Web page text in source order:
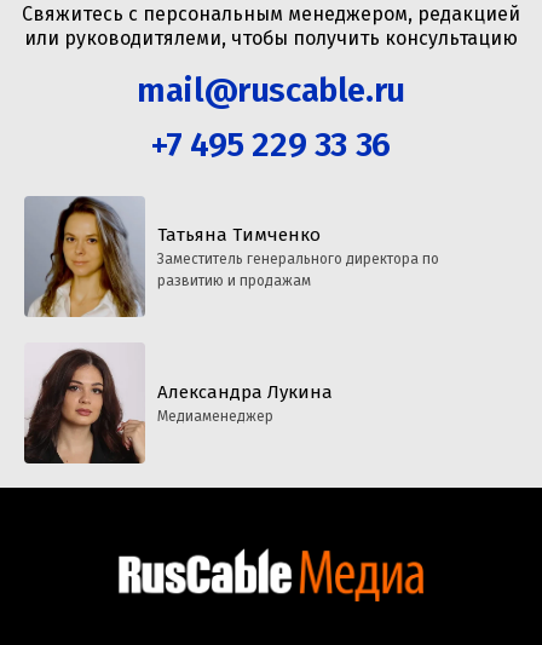
Свяжитесь с персональным менеджером, редакцией
или руководитялеми, чтобы получить консультацию
mail@ruscable.ru
+7 495 229 33 36
Татьяна Тимченко
Заместитель генерального директора по
развитию и продажам
Александра Лукина
Медиаменеджер